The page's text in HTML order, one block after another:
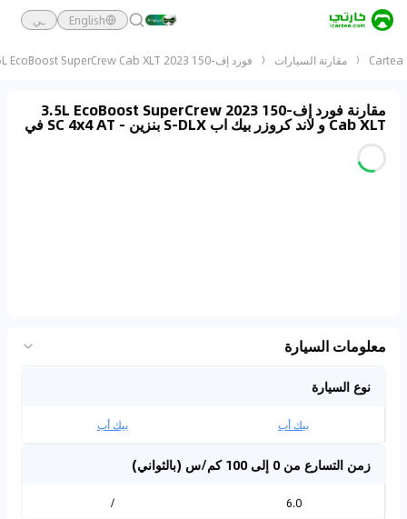
English ـي
Cartea مقارنة السيارات فورد إف-150 2023 3.5L EcoBoost SuperCrew Cab XLT و لاند كروزر بيك اب S-DLX بنزين - SC 4x4 AT
مقارنة فورد إف-150 2023 3.5L EcoBoost SuperCrew
Cab XLT و لاند كروزر بيك اب S-DLX بنزين - SC 4x4 AT في
معلومات السيارة
نوع السيارة
بيك أب بيك أب
زمن التسارع من 0 إلى 100 كم/س (بالثواني)
6.0
/